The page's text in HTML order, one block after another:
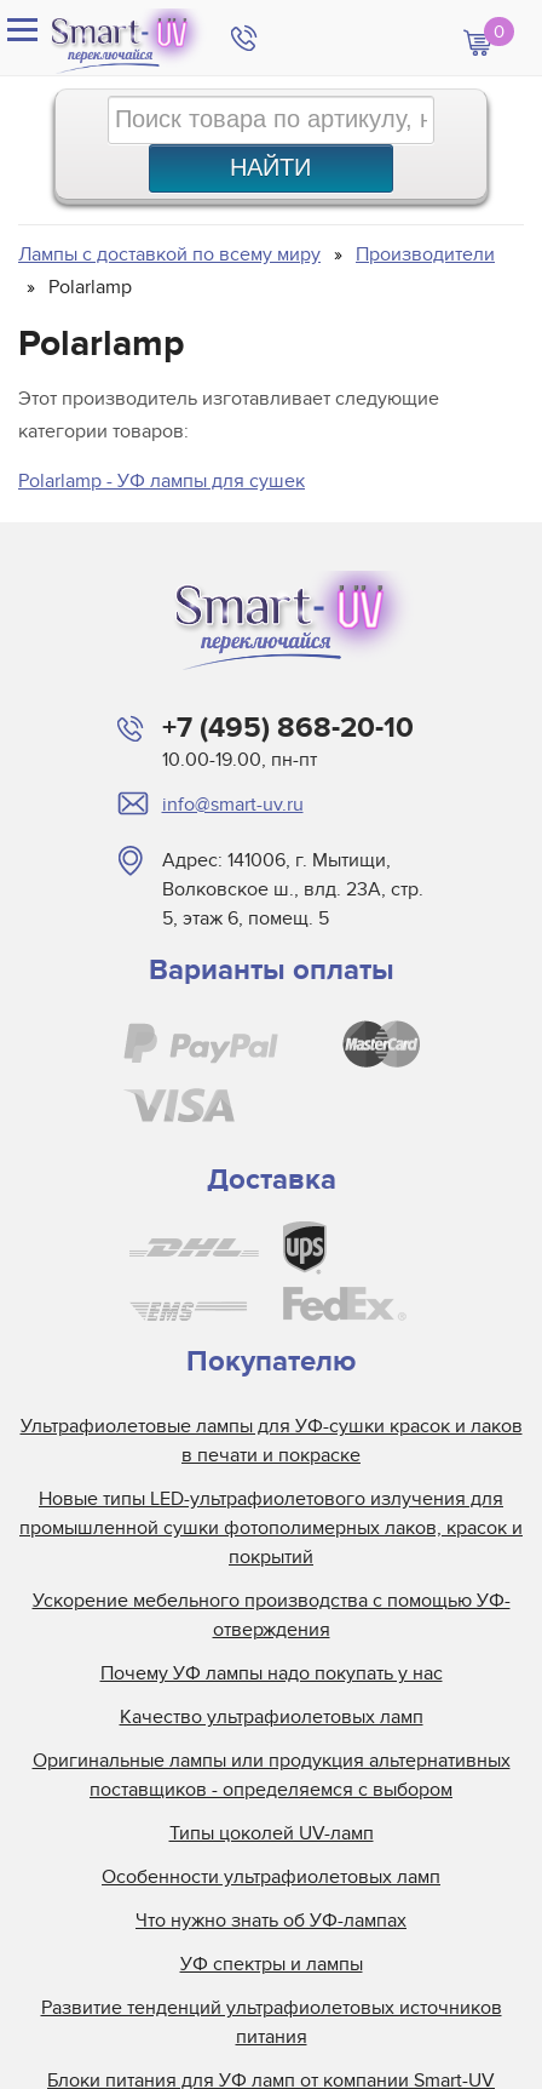
0
Лампы с доставкой по всему миру
Производители
Polarlamp
Polarlamp
Этот производитель изготавливает следующие
категории товаров:
Polarlamp - УФ лампы для сушек
+7 (495) 868-20-10
10.00-19.00, пн-пт
info@smart-uv.ru
Адрес: 141006, г. Мытищи,
Волковское ш., влд. 23А, стр.
5, этаж 6, помещ. 5
Варианты оплаты
Доставка
Покупателю
Ультрафиолетовые лампы для УФ-сушки красок и лаков
в печати и покраске
Новые типы LED-ультрафиолетового излучения для
промышленной сушки фотополимерных лаков, красок и
покрытий
Ускорение мебельного производства с помощью УФ-
отверждения
Почему УФ лампы надо покупать у нас
Качество ультрафиолетовых ламп
Оригинальные лампы или продукция альтернативных
поставщиков - определяемся с выбором
Типы цоколей UV-ламп
Особенности ультрафиолетовых ламп
Что нужно знать об УФ-лампах
УФ спектры и лампы
Развитие тенденций ультрафиолетовых источников
питания
Блоки питания для УФ ламп от компании Smart-UV